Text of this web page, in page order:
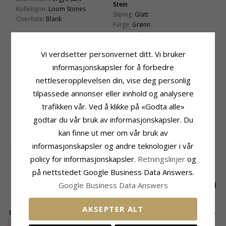
Kolleksjon: Loom Stones
Overflate: Blank
Stein
Sliping: Glatt
Farge: Grønn
Stein:Prehnite
Størrelse
Høyde: 7 mm
Bredde: 4 mm
Leveringstid
Leveringstid:Ca. 5-10 Hverdager
BESLEKTEDE PRODUKTER
45%
Enamel Hydrus lange
creol i forgylt sølv
EXTRA534,-
18 mm dagmarkors
creol i forgylt sølv -
CHANTI-pris 525,-
14 mm dagmarkors
creol i forgylt sølv -
CHANTI-pris
Vi verdsetter personvernet ditt. Vi bruker
informasjonskapsler for å forbedre
nettleseropplevelsen din, vise deg personlig
tilpassede annonser eller innhold og analysere
trafikken vår. Ved å klikke på «Godta alle»
godtar du vår bruk av informasjonskapsler. Du
kan finne ut mer om vår bruk av
informasjonskapsler og andre teknologier i vår
policy for informasjonskapsler. Retningslinjer og
på nettstedet Google Business Data Answers.
Google Business Data Answers
AKSEPTER ALT